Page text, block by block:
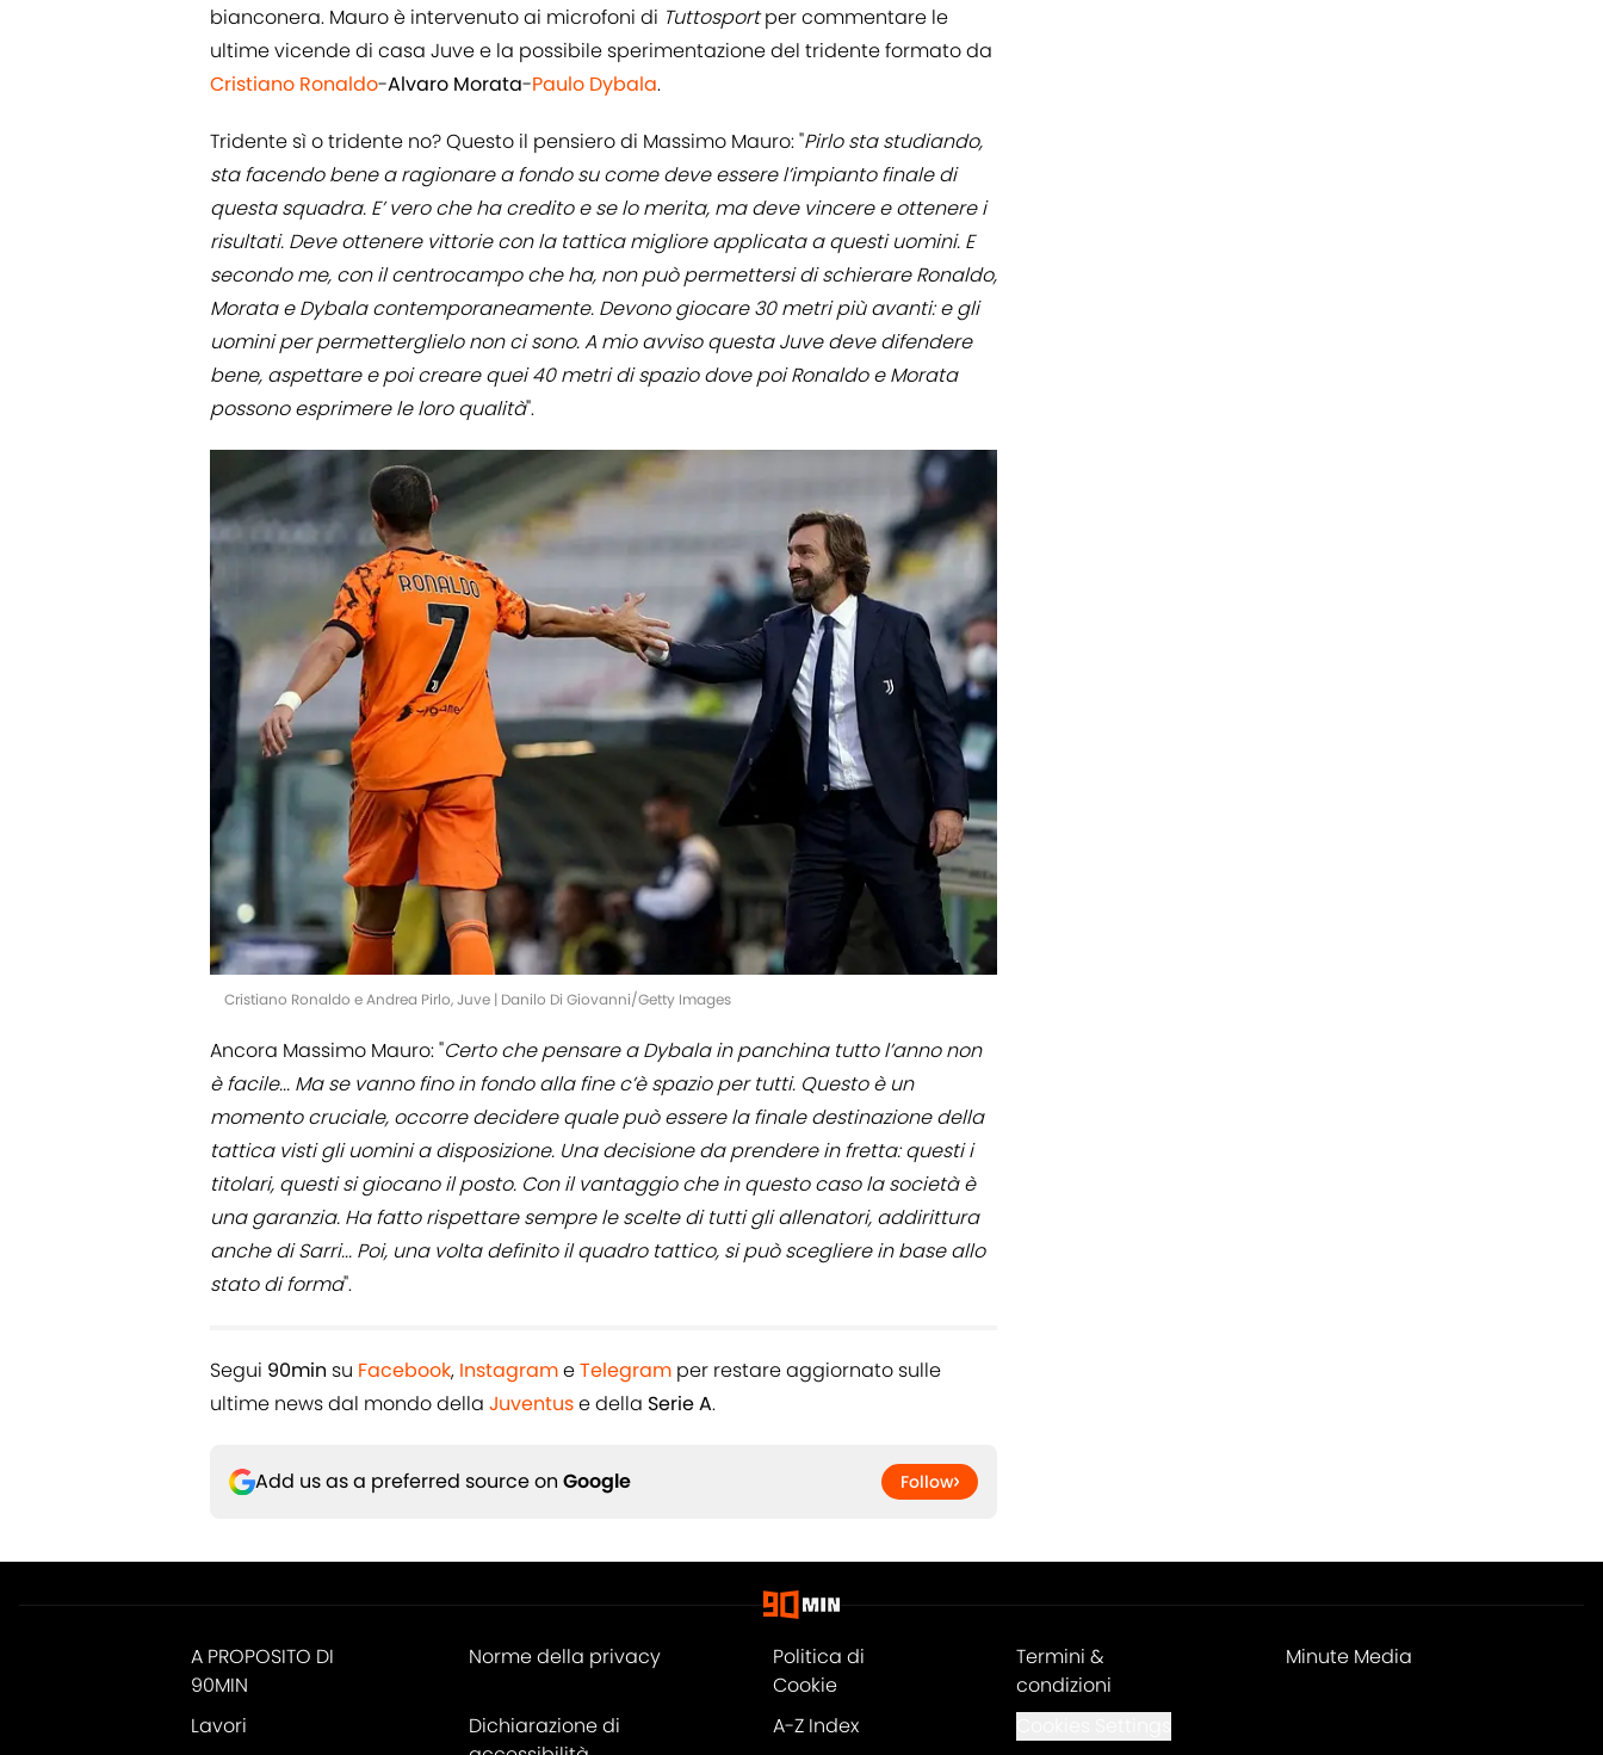
bianconera. Mauro è intervenuto ai microfoni di Tuttosportper commentare le
ultime vicende di casa Juve e la possibile sperimentazione del tridente formato da
Cristiano Ronaldo-Alvaro Morata-Paulo Dybala.
Tridente sì o tridente no? Questo il pensiero di Massimo Mauro: "Pirlo sta studiando,
sta facendo bene a ragionare a fondo su come deve essere l’impianto finale di
questa squadra. E’ vero che ha credito e se lo merita, ma deve vincere e ottenere i
risultati. Deve ottenere vittorie con la tattica migliore applicata a questi uomini. E
secondo me, con il centrocampo che ha, non può permettersi di schierare Ronaldo,
Morata e Dybala contemporaneamente. Devono giocare 30 metri più avanti: e gli
uomini per permetterglielo non ci sono. A mio avviso questa Juve deve difendere
bene, aspettare e poi creare quei 40 metri di spazio dove poi Ronaldo e Morata
possono esprimere le loro qualità".
Cristiano Ronaldo e Andrea Pirlo, Juve | Danilo Di Giovanni/Getty Images
Ancora Massimo Mauro: "Certo che pensare a Dybala in panchina tutto l’anno non
è facile... Ma se vanno fino in fondo alla fine c’è spazio per tutti. Questo è un
momento cruciale, occorre decidere quale può essere la finale destinazione della
tattica visti gli uomini a disposizione. Una decisione da prendere in fretta: questi i
titolari, questi si giocano il posto. Con il vantaggio che in questo caso la società è
una garanzia. Ha fatto rispettare sempre le scelte di tutti gli allenatori, addirittura
anche di Sarri... Poi, una volta definito il quadro tattico, si può scegliere in base allo
stato di forma".
Segui 90min su Facebook, InstagrameTelegram per restare aggiornato sulle
ultime news dal mondo della Juventuse della Serie A.
Add us as a preferred source on Google Follow
A PROPOSITO DI
90MIN
Norme della privacy
Politica di
Cookie
Termini &
condizioni
Minute Media
Lavori
Dichiarazione di
A-Z Index